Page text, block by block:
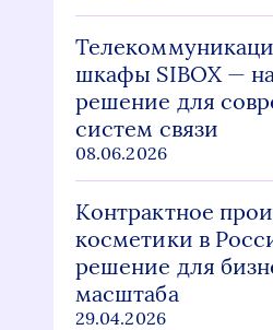
шкафы SIBOX —
решение для
систем связи
08.06.2026
Контрактное
косметики в
решение для
масштаба
29.04.2026